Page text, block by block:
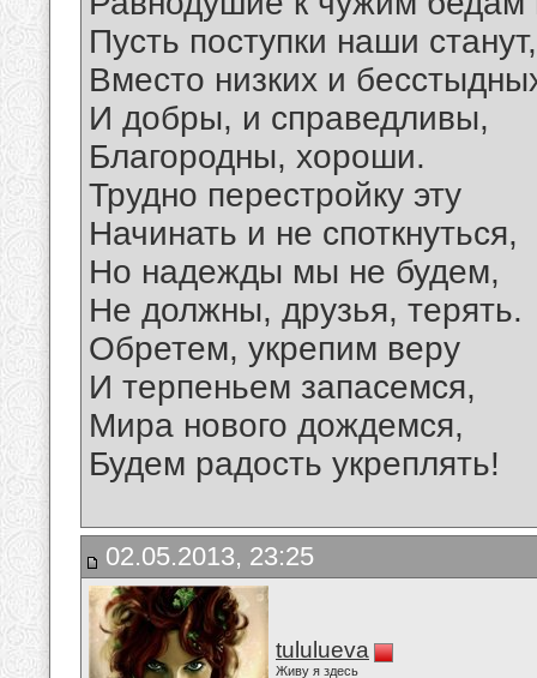
Пусть поступки наши станут,
Вместо низких и
И добры, и справедливы,
Благородны, хороши.
Трудно перестройку эту
Начинать и не споткнуться,
Но надежды мы не будем,
Не должны, друзья, терять.
Обретем, укрепим веру
И терпеньем запасемся,
Мира нового дождемся,
Будем радость укреплять!
02.05.2013, 23:25
tululueva
Живу я здесь